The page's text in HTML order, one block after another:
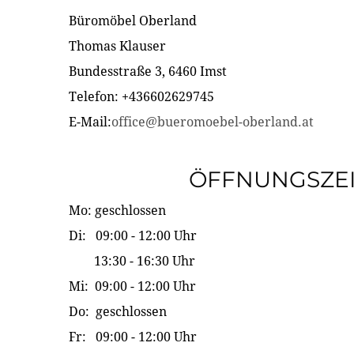
Büromöbel Oberland
Thomas Klauser
Bundesstraße 3, 6460 Imst
Telefon: +436602629745
E-Mail:office@bueromoebel-oberland.at
Mo: geschlossen
Di: 09:00 - 12:00 Uhr
13:30 - 16:30 Uhr
Mi: 09:00 - 12:00 Uhr
Do: geschlossen
Fr: 09:00 - 12:00 Uhr